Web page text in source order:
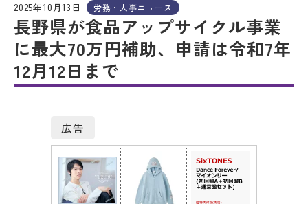
2025年10月13日 労務・人事ニュース
長野県が食品アップサイクル事業
に最大70万円補助、申請は令和7年
12月12日まで
広告